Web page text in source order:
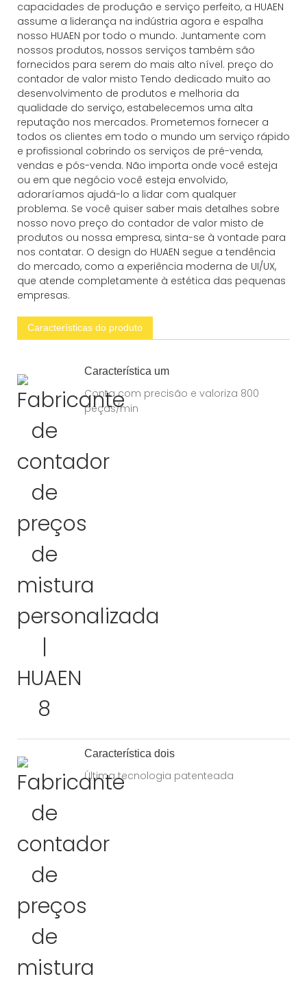
capacidades de produção e serviço perfeito, a HUAEN
assume a liderança na indústria agora e espalha
nosso HUAEN por todo o mundo. Juntamente com
nossos produtos, nossos serviços também são
fornecidos para serem do mais alto nível. preço do
contador de valor misto Tendo dedicado muito ao
desenvolvimento de produtos e melhoria da
qualidade do serviço, estabelecemos uma alta
reputação nos mercados. Prometemos fornecer a
todos os clientes em todo o mundo um serviço rápido
e profissional cobrindo os serviços de pré-venda,
vendas e pós-venda. Não importa onde você esteja
ou em que negócio você esteja envolvido,
adoraríamos ajudá-lo a lidar com qualquer
problema. Se você quiser saber mais detalhes sobre
nosso novo preço do contador de valor misto de
produtos ou nossa empresa, sinta-se à vontade para
nos contatar. O design do HUAEN segue a tendência
do mercado, como a experiência moderna de UI/UX,
que atende completamente à estética das pequenas
empresas.
Características do produto
Característica um
Conta com precisão e valoriza 800
peças/min
Característica dois
Última tecnologia patenteada